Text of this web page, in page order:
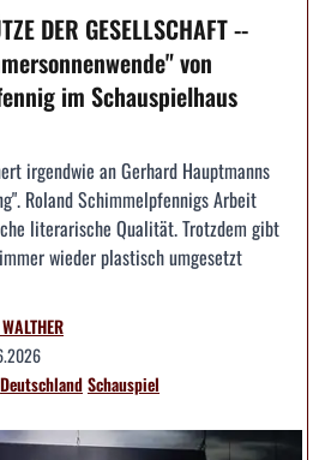
DER GESELLSCHAFT --
von
im Schauspielhaus
irgendwie an Gerhard Hauptmanns
Roland Schimmelpfennigs Arbeit
literarische Qualität. Trotzdem gibt
wieder plastisch umgesetzt
DeutschlandSchauspiel